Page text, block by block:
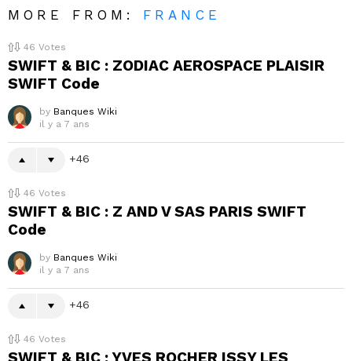
MORE FROM: FRANCE
46 Votes
SWIFT & BIC : ZODIAC AEROSPACE PLAISIR
SWIFT Code
by Banques Wiki
il y a 7 ans
46
46 Votes
SWIFT & BIC : Z AND V SAS PARIS SWIFT
Code
by Banques Wiki
il y a 7 ans
46
46 Votes